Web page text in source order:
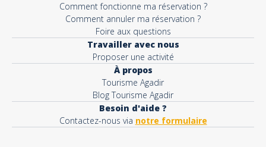
Comment fonctionne ma réservation ?
Comment annuler ma réservation ?
Foire aux questions
Travailler avec nous
Proposer une activité
À propos
Tourisme Agadir
Blog Tourisme Agadir
Besoin d'aide ?
Contactez-nous via notre formulaire